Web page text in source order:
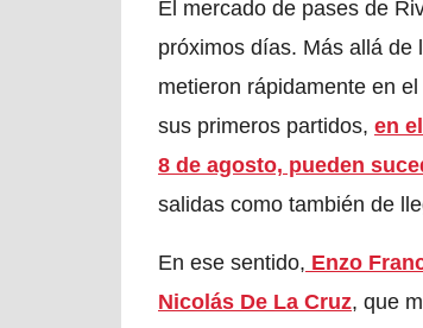
El mercado de pases de
próximos días. Más allá de
metieron rápidamente en
sus primeros partidos, en
8 de agosto, pueden
salidas como también de
En ese sentido, Enzo
Nicolás De La Cruz, que